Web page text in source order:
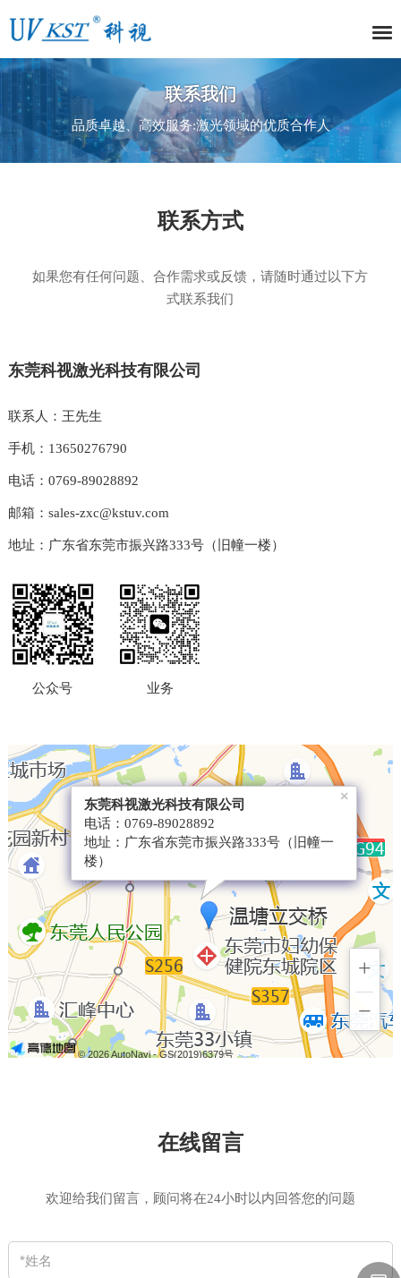
联系我们
品质卓越、高效服务:激光领域的优质合作人
联系方式
如果您有任何问题、合作需求或反馈，请随时通过以下方
式联系我们
东莞科视激光科技有限公司
联系人：王先生
手机：13650276790
电话：0769-89028892
邮箱： sales-zxc@kstuv.com
地址：广东省东莞市振兴路333号（旧幢一楼）
公众号 业务
东莞科视激光科技有限公司
电话：0769-89028892
地址：广东省东莞市振兴路333号（旧幢一
楼）
×
+
−
© 2026 AutoNavi- GS(2019)6379号
在线留言
欢迎给我们留言，顾问将在24小时以内回答您的问题